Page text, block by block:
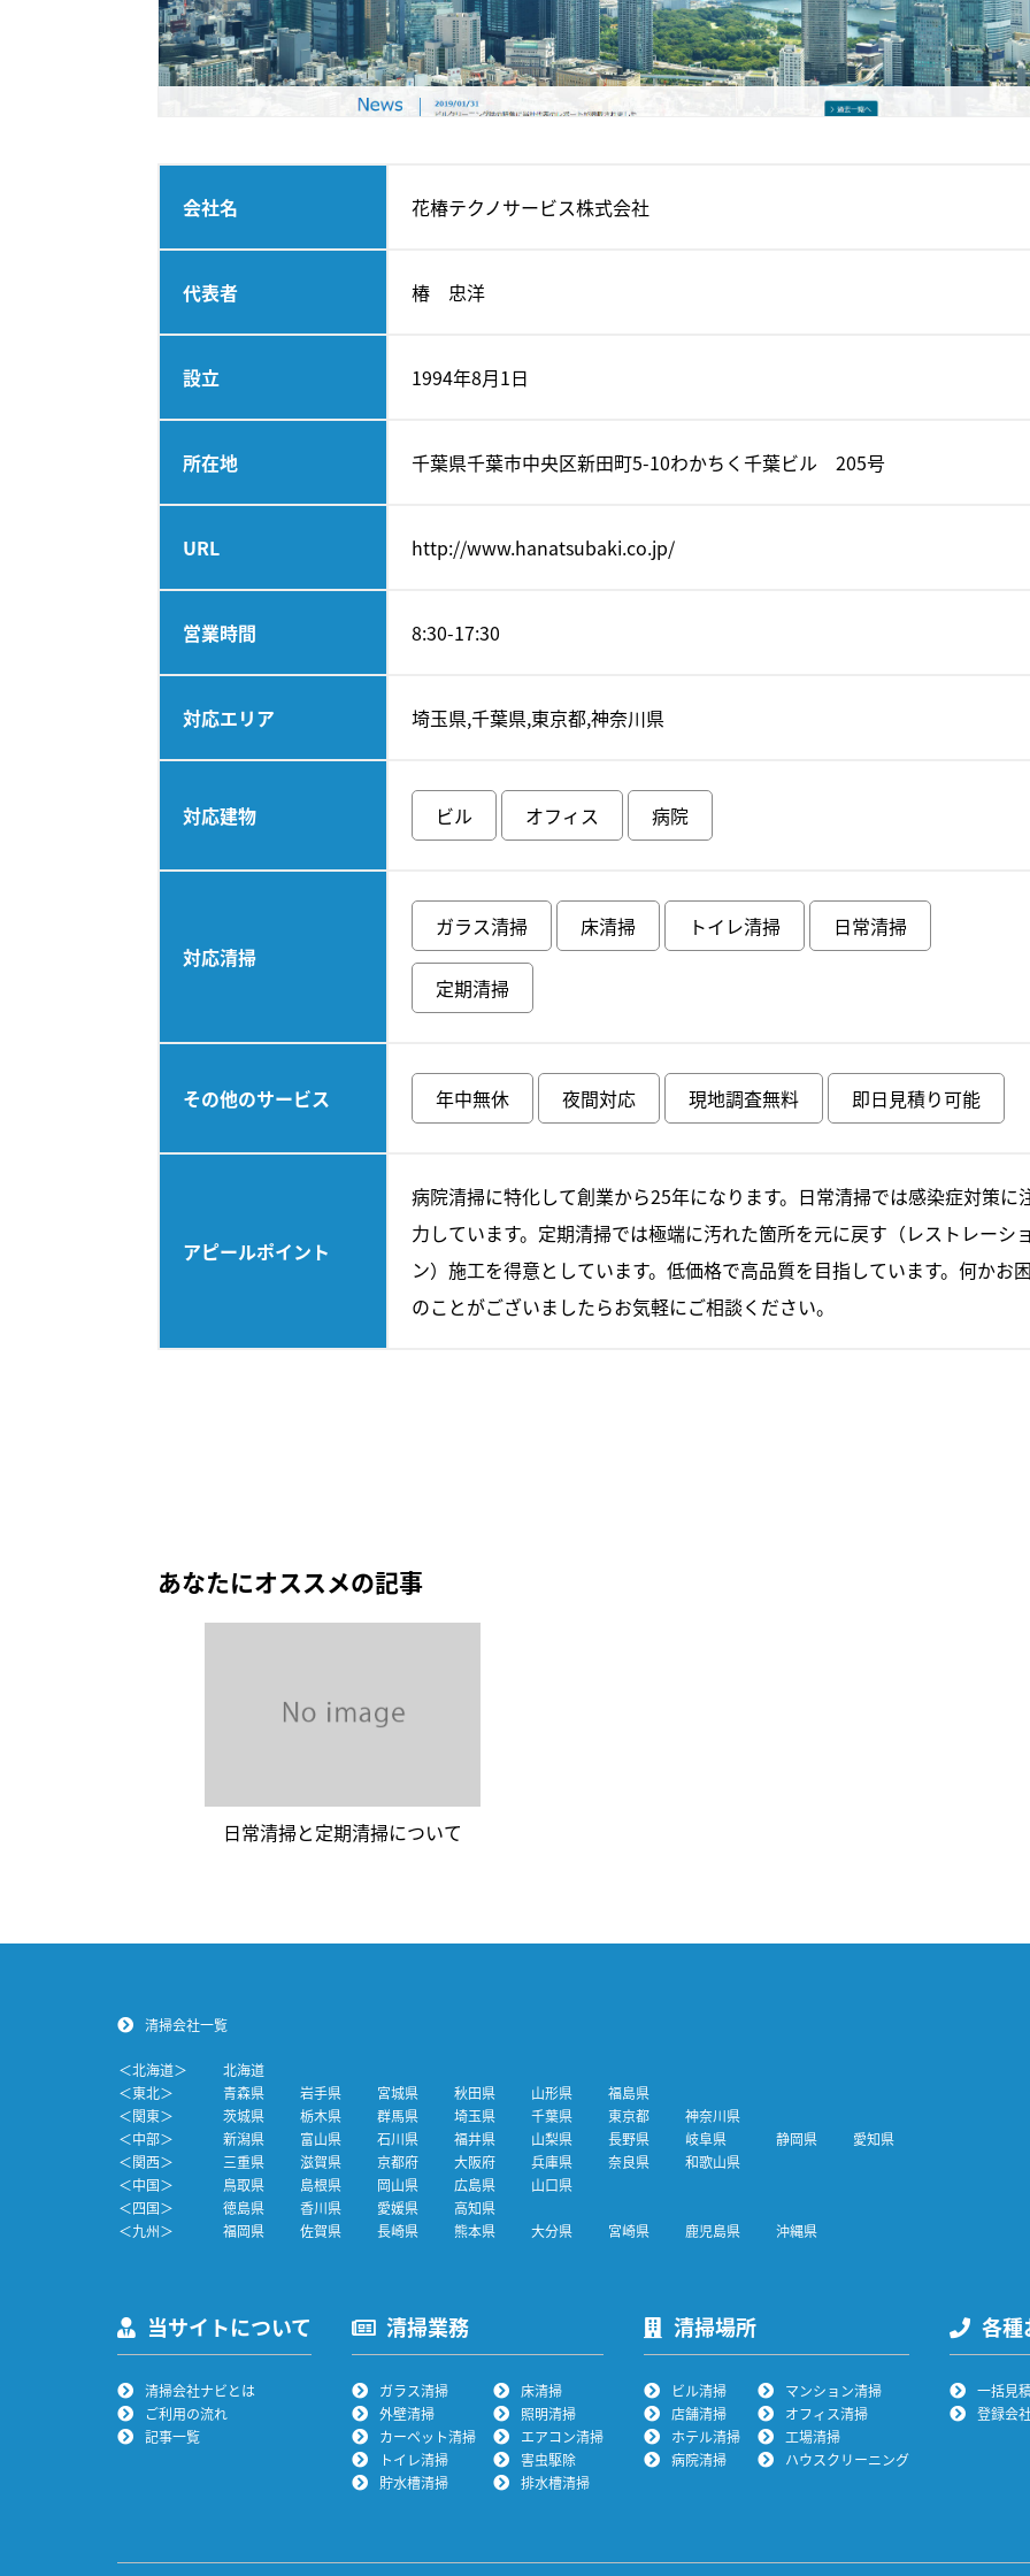
会社名 花椿テクノサービス株式会社
代表者 椿 忠洋
設立 1994年8月1日
所在地 千葉県千葉市中央区新田町5-10わかちく千葉ビル 205号
URL http://www.hanatsubaki.co.jp/
営業時間 8:30-17:30
対応エリア 埼玉県,千葉県,東京都,神奈川県
対応建物 ビル オフィス 病院
対応清掃
ガラス清掃 床清掃 トイレ清掃 日常清掃
定期清掃
その他のサービス 年中無休 夜間対応 現地調査無料 即日見積り可能
アピールポイント
病院清掃に特化して創業から25年になります。日常清掃では感染症対策に
力しています。定期清掃では極端に汚れた箇所を元に戻す（レストレーショ
ン）施工を得意としています。低価格で高品質を目指しています。何かお
のことがございましたらお気軽にご相談ください。
あなたにオススメの記事
日常清掃と定期清掃について
清掃会社一覧
＜北海道＞
北海道
＜東北＞
青森県 岩手県 宮城県 秋田県 山形県
福島県
＜関東＞
茨城県 栃木県 群馬県 埼玉県 千葉県 東京都
神奈川県
＜中部＞
新潟県 富山県 石川県 福井県 山梨県 長野県 岐阜県 静岡県
愛知県
＜関西＞
三重県 滋賀県 京都府 大阪府 兵庫県 奈良県
和歌山県
＜中国＞
鳥取県 島根県 岡山県 広島県
山口県
＜四国＞
徳島県 香川県 愛媛県
高知県
＜九州＞
福岡県 佐賀県 長崎県 熊本県 大分県 宮崎県 鹿児島県 沖縄県
当サイトについて
清掃会社ナビとは
ご利用の流れ
記事一覧
清掃業務
ガラス清掃
外壁清掃
カーペット清掃
トイレ清掃
貯水槽清掃
床清掃
照明清掃
エアコン清掃
害虫駆除
排水槽清掃
清掃場所
ビル清掃
店舗清掃
ホテル清掃
病院清掃
マンション清掃
オフィス清掃
工場清掃
ハウスクリーニング
各種
一括見
登録会